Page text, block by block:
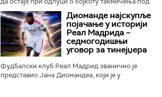
окриљем Фифе, упркос томе што је
председник светске куће фудбала...
Диоманде најскупље
појачање у историји
Реал Мадрида –
седмогодишњи
уговор за тинејџера
Фудбалски клуб Реал Мадрид званично је
представио Јана Диомандеа, који је у